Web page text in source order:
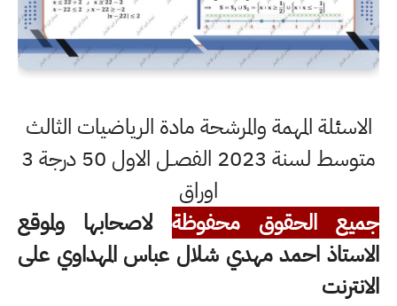
الاسئلة المهمة والمرشحة مادة الرياضيات الثالث
متوسط لسنة 2023 الفصـل الاول 50 درجة 3
اوراق
جميع الحقوق محفوظة لاصحابها ولموقع
الاستاذ احمد مهدي شلال عباس المهداوي على
الانترنت